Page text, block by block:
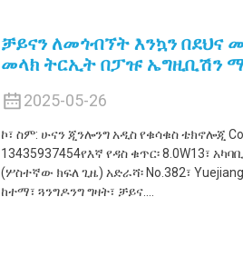
ቻይናን ለመጎብኘት እንኳን
መላክ ትርኢት በፓዡ ኤግዚቢሽን
2025-05-26
ኮ፣ ስም: ሁናን ጂንሎንግ አዲስ የቁሳቁስ ቴክኖሎጂ
13435937454የእኛ የዳስ ቁጥር፡ 8.0W13፣
(ሦስተኛው ክፍለ ጊዜ) አድራሻ፡ No.382፣
ከተማ፣ ጓንግዶንግ ግዛት፣ ቻይና....